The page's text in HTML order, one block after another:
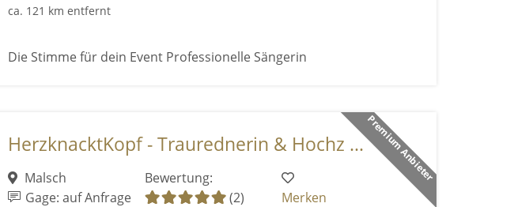
ca. 121 km entfernt
Die Stimme für dein Event Professionelle Sängerin
Premium Anbieter
HerzknacktKopf - Traurednerin & Hochz ...
Malsch
Gage: auf Anfrage
Bewertung:
(2)
Merken